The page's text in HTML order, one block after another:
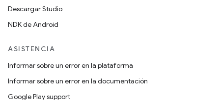
Descargar Studio
NDK de Android
ASISTENCIA
Informar sobre un error en la plataforma
Informar sobre un error en la documentación
Google Play support